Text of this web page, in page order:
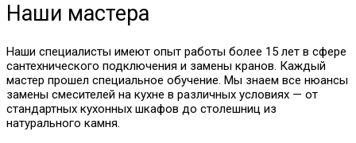
Наши мастера
Наши специалисты имеют опыт работы более 15 лет в сфере
сантехнического подключения и замены кранов. Каждый
мастер прошел специальное обучение. Мы знаем все нюансы
замены смесителей на кухне в различных условиях — от
стандартных кухонных шкафов до столешниц из
натурального камня.